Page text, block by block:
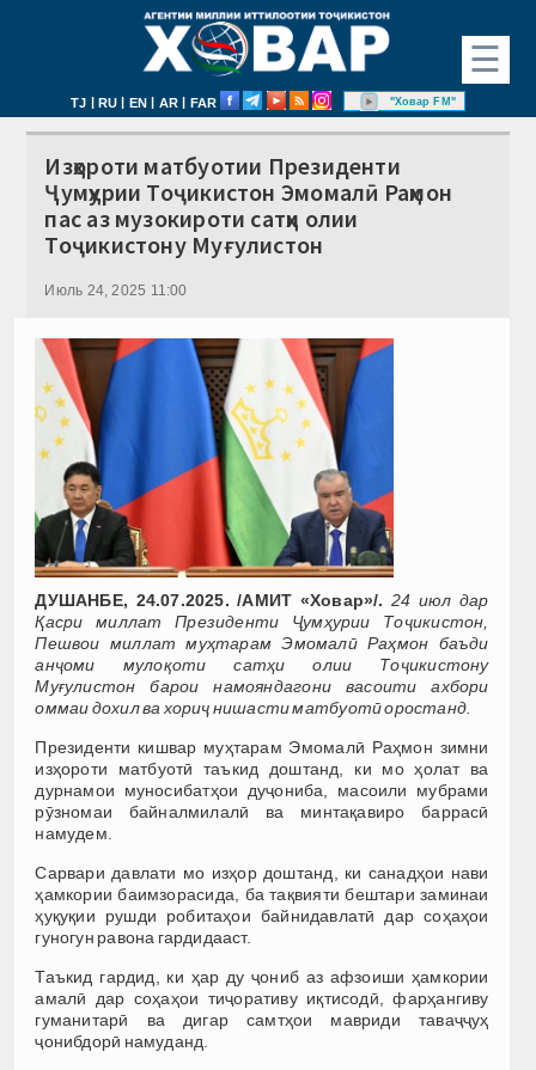
☰
TJ | RU | EN | AR | FAR "Ховар FM"
Изҳороти матбуотии Президенти
Ҷумҳурии Тоҷикистон Эмомалӣ Раҳмон
пас аз музокироти сатҳи олии
Тоҷикистону Муғулистон
Июль 24, 2025 11:00
ДУШАНБЕ, 24.07.2025. /АМИТ «Ховар»/. 24 июл дар
Қасри миллат Президенти Ҷумҳурии Тоҷикистон,
Пешвои миллат муҳтарам Эмомалӣ Раҳмон баъди
анҷоми мулоқоти сатҳи олии Тоҷикистону
Муғулистон барои намояндагони васоити ахбори
оммаи дохил ва хориҷ нишасти матбуотӣ оростанд.
Президенти кишвар муҳтарам Эмомалӣ Раҳмон зимни
изҳороти матбуотӣ таъкид доштанд, ки мо ҳолат ва
дурнамои муносибатҳои дуҷониба, масоили мубрами
рӯзномаи байналмилалӣ ва минтақавиро баррасӣ
намудем.
Сарвари давлати мо изҳор доштанд, ки санадҳои нави
ҳамкории баимзорасида, ба тақвияти бештари заминаи
ҳуқуқии рушди робитаҳои байнидавлатӣ дар соҳаҳои
гуногун равона гардидааст.
Таъкид гардид, ки ҳар ду ҷониб аз афзоиши ҳамкории
амалӣ дар соҳаҳои тиҷоративу иқтисодӣ, фарҳангиву
гуманитарӣ ва дигар самтҳои мавриди таваҷҷуҳ
ҷонибдорӣ намуданд.